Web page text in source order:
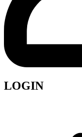
LOGIN